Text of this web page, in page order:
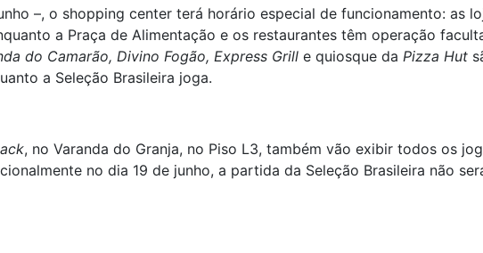
–, o shopping center terá horário especial de funcionamento: as
a Praça de Alimentação e os restaurantes têm operação
do Camarão, Divino Fogão, Express Grill e quiosque da Pizza Hut
a Seleção Brasileira joga.
, no Varanda do Granja, no Piso L3, também vão exibir todos os
no dia 19 de junho, a partida da Seleção Brasileira não